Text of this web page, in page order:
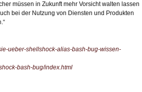
müssen in Zukunft mehr Vorsicht walten lassen
bei der Nutzung von Diensten und Produkten
ueber-shellshock-alias-bash-bug-wissen-
bash-bug/index.html